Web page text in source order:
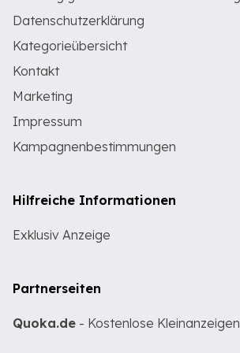
Datenschutzerklärung
Kategorieübersicht
Kontakt
Marketing
Impressum
Kampagnenbestimmungen
Hilfreiche Informationen
Exklusiv Anzeige
Partnerseiten
Quoka.de - Kostenlose Kleinanzeigen